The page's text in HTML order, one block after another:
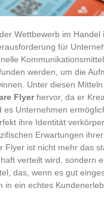
Wettbewerb im Handel
für
werden, um die
Unter diesen
Flyerhervor, da er
es Unternehmen
ihre Identität
Erwartungen
Flyer ist nicht mehr das
verteilt wird, sondern
das, wenn es gut
in ein echtes